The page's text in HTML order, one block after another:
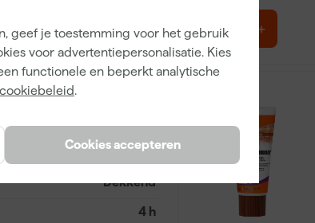
geef je toestemming voor het gebruik
voor advertentiepersonalisatie. Kies
functionele en beperkt analytische
cookiebeleid.
Cookies accepteren
Kunststof, Non-ferro
metalen
Mat
3 h
Dekkend
4 h
7,
incl. BTW